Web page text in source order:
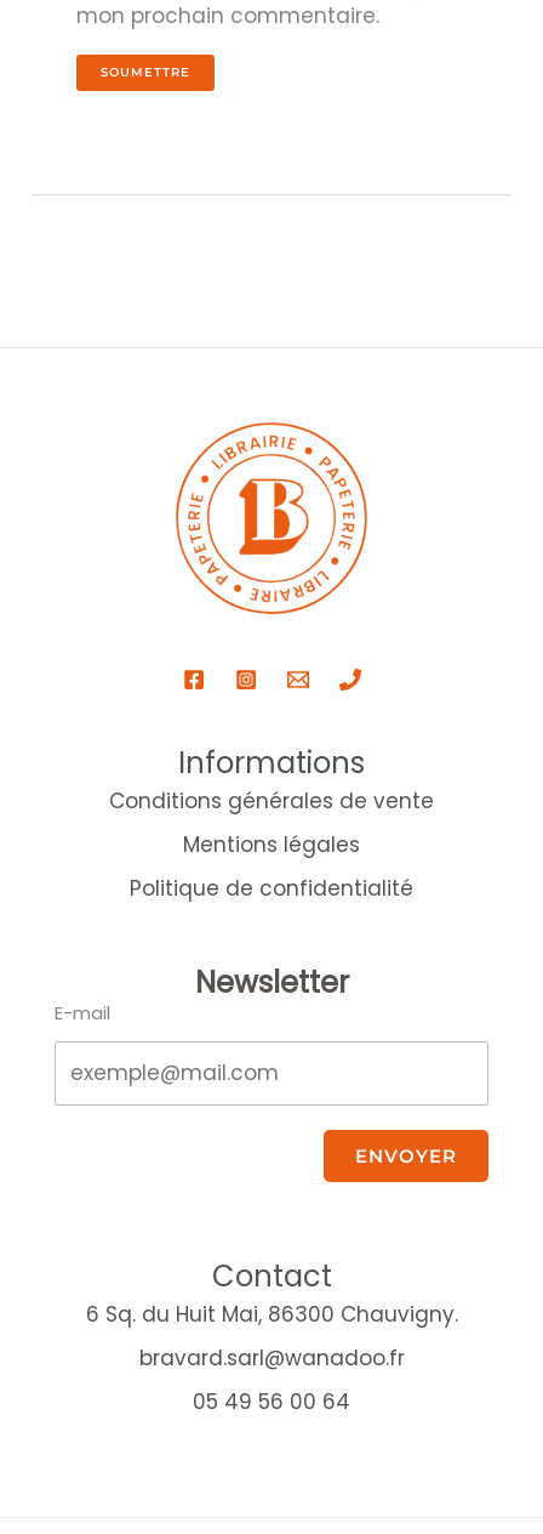
mon prochain commentaire.
Informations
Conditions générales de vente
Mentions légales
Politique de confidentialité
Newsletter
E-mail
ENVOYER
Contact
6 Sq. du Huit Mai, 86300 Chauvigny.
bravard.sarl@wanadoo.fr
05 49 56 00 64